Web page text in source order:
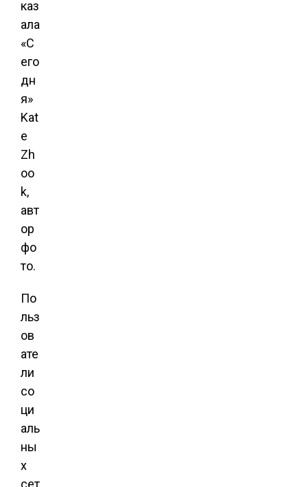
каз
ала
«С
его
дн
я»
Kat
e
Zh
oo
k,
авт
ор
фо
то.
По
льз
ов
ате
ли
со
ци
аль
ны
х
сет